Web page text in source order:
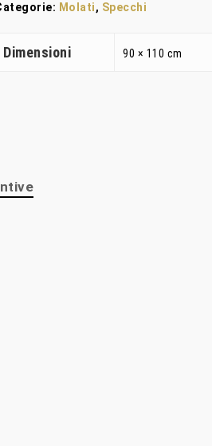
Molati, Specchi
Dimensioni 90 × 110 cm